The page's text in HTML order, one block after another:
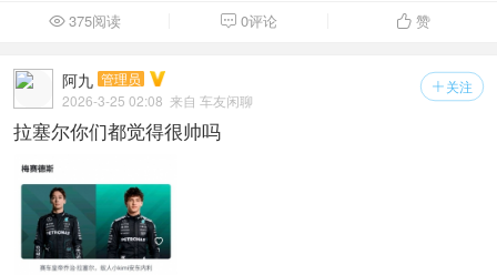
375阅读  0评论  赞
 关注
阿九 管理员
2026-3-25 02:08 来自 车友闲聊
拉塞尔你们都觉得很帅吗